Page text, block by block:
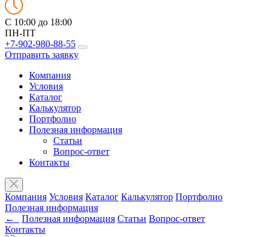
C 10:00 до 18:00
ПН-ПТ
+7-902-980-88-55
Отправить заявку
Компания
Условия
Каталог
Калькулятор
Портфолио
Полезная информация
Статьи
Вопрос-ответ
Контакты
Компания Условия Каталог Калькулятор Портфолио
Полезная информация
←
Полезная информация Статьи Вопрос-ответ
Контакты